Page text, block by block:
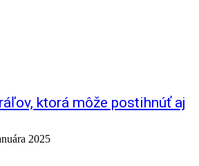
ktorá môže postihnúť aj
2025